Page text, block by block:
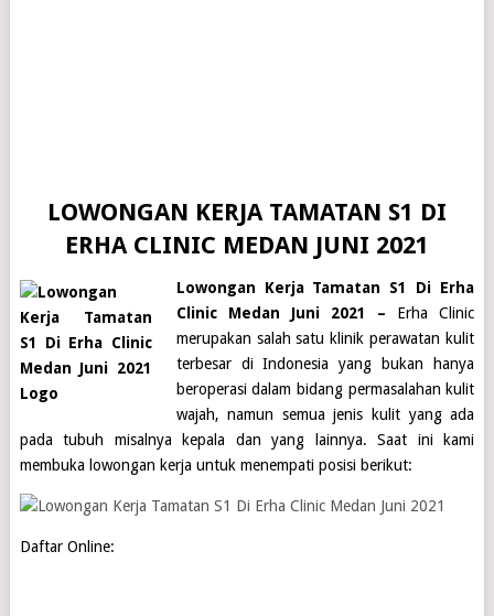
LOWONGAN KERJA TAMATAN S1 DI
ERHA CLINIC MEDAN JUNI 2021
Lowongan Kerja Tamatan S1 Di Erha
Clinic Medan Juni 2021 –
Erha Clinic
merupakan salah satu klinik perawatan kulit
terbesar di Indonesia yang bukan hanya
beroperasi dalam bidang permasalahan kulit
wajah, namun semua jenis kulit yang ada
pada tubuh misalnya kepala dan yang lainnya. Saat ini kami
membuka lowongan kerja untuk menempati posisi berikut:
Daftar Online: